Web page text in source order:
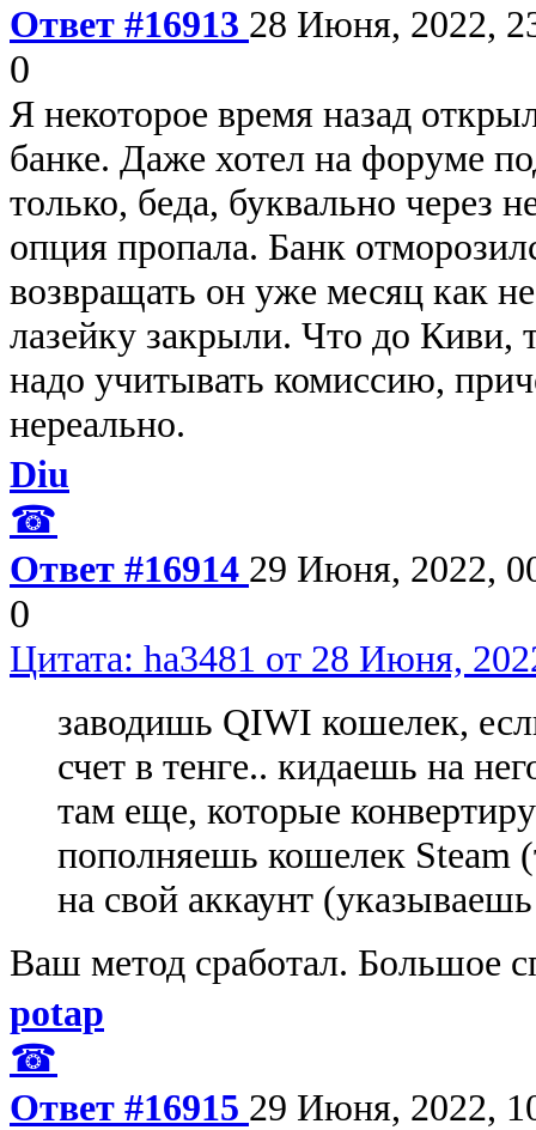
Ответ #16913 28 Июня, 2022,
0
Я некоторое время назад
банке. Даже хотел на форуме
только, беда, буквально через
опция пропала. Банк
возвращать он уже месяц как
лазейку закрыли. Что до Киви,
надо учитывать комиссию,
нереально.
Diu
☎
Ответ #16914 29 Июня, 2022,
0
Цитата: ha3481 от 28 Июня,
заводишь QIWI кошелек,
счет в тенге.. кидаешь на
там еще, которые
пополняешь кошелек Steam
на свой аккаунт
Ваш метод сработал. Большое
potap
☎
Ответ #16915 29 Июня, 2022,